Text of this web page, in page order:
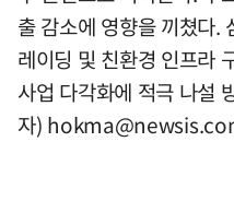
출 감소에 영향을 끼쳤다.
레이딩 및 친환경 인프라
사업 다각화에 적극 나설
자)